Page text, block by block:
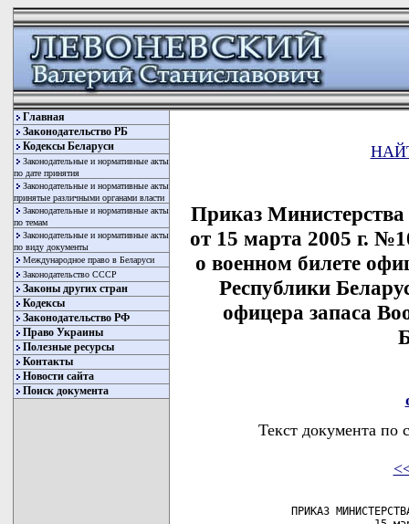
Главная
Законодательство РБ
Кодексы Беларуси
Законодательные и нормативные акты
по дате принятия
Законодательные и нормативные акты
принятые различными органами власти
Законодательные и нормативные акты
по темам
Законодательные и нормативные акты
по виду документы
Международное право в Беларуси
Законодательство СССР
Законы других стран
Кодексы
Законодательство РФ
Право Украины
Полезные ресурсы
Контакты
Новости сайта
Поиск документа
Приказ
от 15 марта 2005 г.
о военном билете
Республики
офицера запаса
Текст документа по